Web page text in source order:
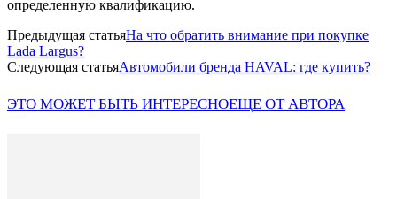
определенную квалификацию.
Предыдущая статьяНа что обратить внимание при покупке
Lada Largus?
Следующая статьяАвтомобили бренда HAVAL: где купить?
ЭТО МОЖЕТ БЫТЬ ИНТЕРЕСНОЕЩЕ ОТ АВТОРА